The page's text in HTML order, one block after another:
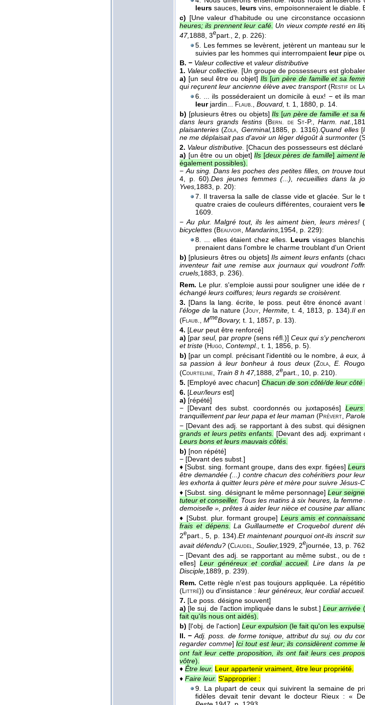
leurs sauces, leurs vins, empoisonneraient le diable.
c) [Une valeur d'habitude ou une circonstance
heures; ils prennent leur café. Un vieux compte resté en
47, 1888 , 3epart., 2, p. 226):
5. Les femmes se levèrent, jetèrent un manteau sur
suivies par les hommes qui interrompaient leur pipe
B. − Valeur collective et valeur distributive
1. Valeur collective. [Un groupe de possesseurs est
a) [un seul être ou objet] Ils [un père de famille et sa
qui reçurent leur ancienne élève avec transport(Restif de La
6. ... ils posséderaient un domicile à eux! − et ils
leur jardin... Flaub Bouvard, t. 1 , 1880 , p. 14.
b) [plusieurs êtres ou objets] Ils [un père de famille et sa
dans leurs grands festins (Bern. de St-P. Harm. nat.,
plaisanteries(Zola Germinal, 1885, p. 1316).Quand elles [
ne me déplaisait pas d'avoir un léger dégoût à surmonter (
2. Valeur distributive. [Chacun des possesseurs est
a) [un être ou un objet] Ils [deux pères de famille] aiment
également possibles).
− Au sing. Dans les poches des petites filles, on trouve
4, p. 60).Des jeunes femmes (...), recueillies dans la
Yves, 1883 , p. 20):
7. Il traversa la salle de classe vide et glacée. Sur
quatre craies de couleurs différentes, couraient vers
1609.
−Au plur. Malgré tout, ils les aiment bien, leurs mères!(
bicyclettes (Beauvoir Mandarins, 1954 , p. 229):
8. ... elles étaient chez elles. Leursvisages
prenaient dans l'ombre le charme troublant d'un
b) [plusieurs êtres ou objets] Ils aiment leurs enfants
inventeur fait une remise aux journaux qui voudront
cruels, 1883 , p. 236).
Rem. Le plur. s'emploie aussi pour souligner une idée
échangé leurs coiffures; leurs regards se croisèrent.
3. [Dans la lang. écrite, le poss. peut être énoncé avant
l'éloge de la nature (Jouy ,Hermite,t. 4 , 1813 , p. 134). Il
(Flaub MmeBovary, t. 1 , 1857 , p. 13).
4. [Leur peut être renforcé]
a) [par seul, par propre (sens réfl.)] Ceux qui s'y
et triste (Hugo Contempl., t. 1 , 1856 , p. 5).
b) [par un compl. précisant l'identité ou le nombre, à eux,
sa passion à leur bonheur à tous deux (Zola,E.
(Courteline, Train 8 h 47,1888, 2epart., 10, p. 210).
5. [Employé avec chacun] Chacun de son côté/de leur côté
6. [Leur/leurs est]
a) [répété]
− [Devant des subst. coordonnés ou juxtaposés]
tranquillement par leur papa et leur maman (Prévert,
− [Devant des adj. se rapportant à des subst. qui
grands et leurs petits enfants. [Devant des adj. exprimant
Leurs bons et leurs mauvais côtés.
b) [non répété]
− [Devant des subst.]
♦ [Subst. sing. formant groupe, dans des expr. figées]
être demandée (...) contre chacun des cohéritiers pour
les exhorta à quitter leurs père et mère pour suivre Jésus-
♦ [Subst. sing. désignant le même personnage] Leur
tuteur et conseiller. Tous les matins à six heures, la
demoiselle », prêtes à aider leur nièce et cousine par
♦ [Subst. plur. formant groupe] Leurs amis et
frais et dépens. La Guillaumette et Croquebol durent
2epart. , 5, p. 134). Et maintenant pourquoi ont-ils inscrit
avait défendu? (Claudel Soulier, 1929 , 2ejournée, 13, p.
− [Devant des adj. se rapportant au même subst., ou de
elles] Leur généreux et cordial accueil. Lire dans la
Disciple, 1889 , p. 239).
Rem.Cette règle n'est pas toujours appliquée. La
( Littré)) ou d'insistance : leur généreux, leur cordial accueil.
7. [Le poss. désigne souvent]
a) [le suj. de l'action impliquée dans le subst.] Leur arrivée
fait qu'ils nous ont aidés).
b) [l'obj. de l'action] Leur expulsion (le fait qu'on les
II. − Adj. poss. de forme tonique, attribut du suj. ou du
regarder comme] Ici tout est leur; ils considèrent comme
ont fait leur cette proposition, ils ont fait leurs ces
vôtre).
♦ Être leur. Leur appartenir vraiment, être leur propriété.
♦ Faire leur. S'approprier :
9. La plupart de ceux qui suivirent la semaine de
fidèles devait tenir devant le docteur Rieux : «